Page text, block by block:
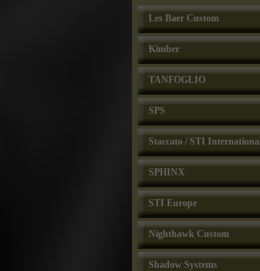
Les Baer Custom
Kimber
TANFOGLIO
SPS
Staccato / STI International
SPHINX
STI Europe
Nighthawk Custom
Shadow Systems